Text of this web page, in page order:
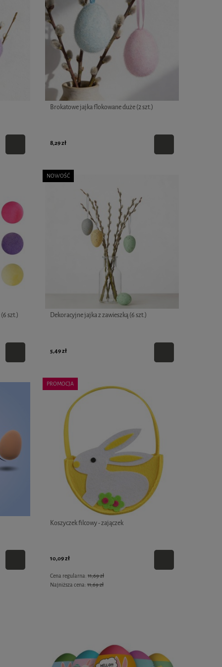
Brokatowe jajka flokowane duże (2 szt.)
8,29 zł
szt.) Dekoracyjne jajka z zawieszką (6 szt.)
5,49 zł
NOWOŚĆ
Koszyczek filcowy - zajączek
10,09 zł
Cena regularna: 11,69 zł
Najniższa cena: 11,69 zł
PROMOCJA